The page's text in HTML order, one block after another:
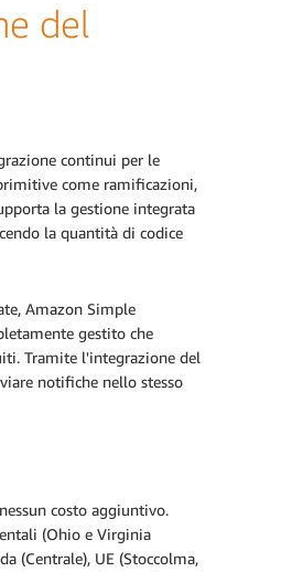
del
continui per le
come ramificazioni,
la gestione integrata
la quantità di codice
Amazon Simple
gestito che
Tramite l'integrazione del
notifiche nello stesso
costo aggiuntivo.
(Ohio e Virginia
(Centrale), UE (Stoccolma,